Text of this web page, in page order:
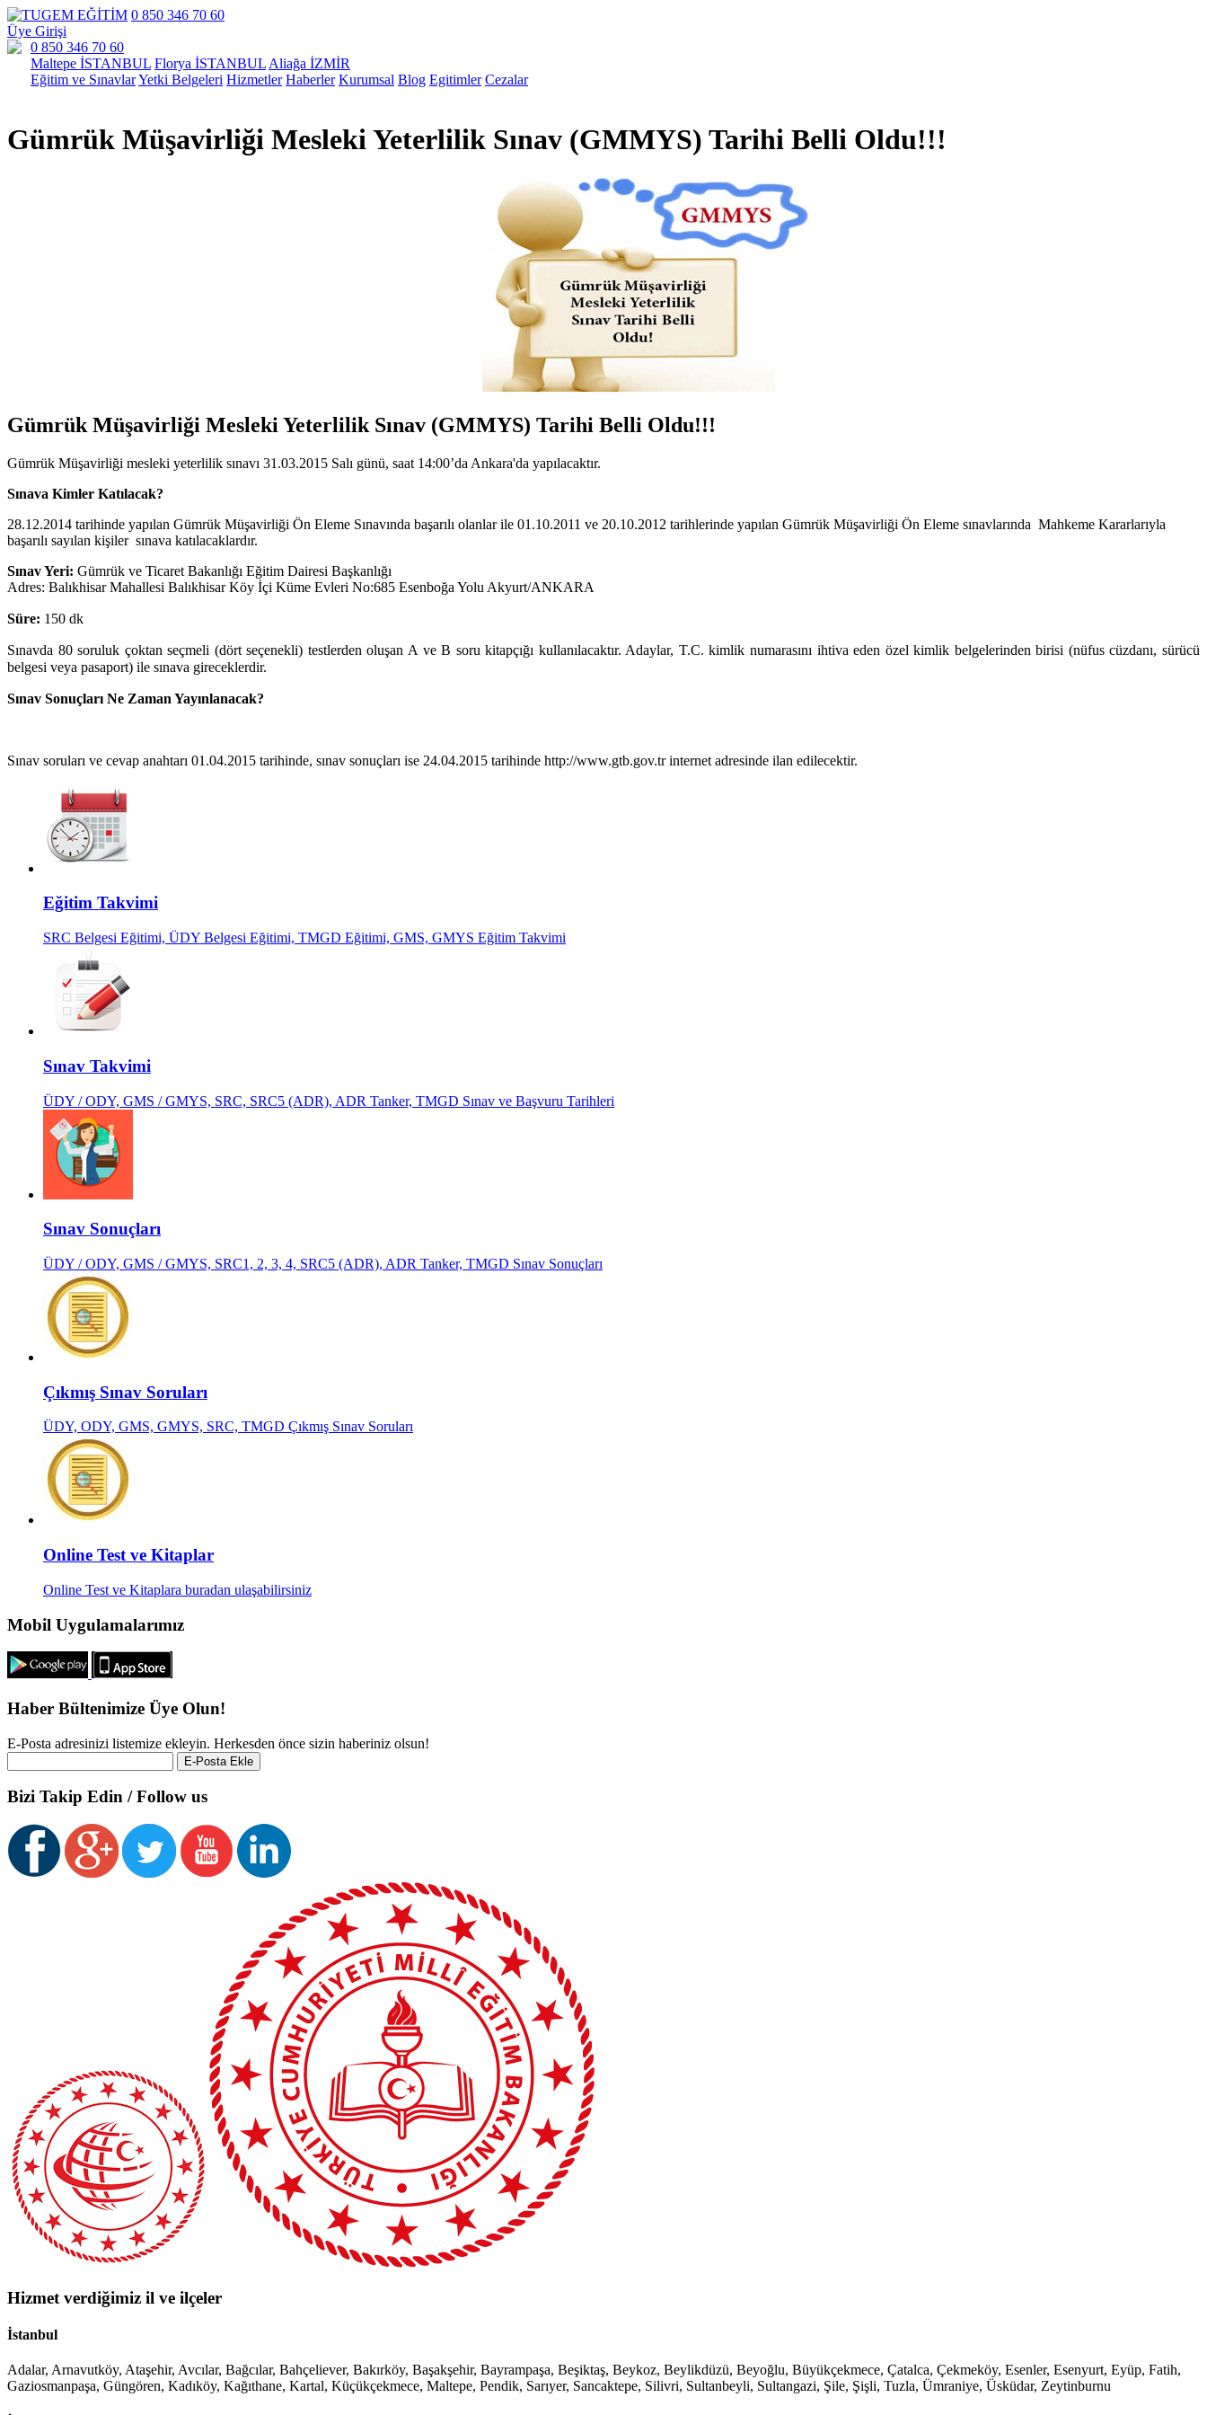
0 850 346 70 60
Üye Girişi
0 850 346 70 60
Maltepe İSTANBUL Florya İSTANBUL Aliağa İZMİR
Eğitim ve SınavlarYetki Belgeleri Hizmetler Haberler Kurumsal Blog Egitimler Cezalar
Gümrük Müşavirliği Mesleki Yeterlilik Sınav (GMMYS) Tarihi Belli Oldu!!!
Gümrük Müşavirliği Mesleki Yeterlilik Sınav (GMMYS) Tarihi Belli Oldu!!!
Gümrük Müşavirliği mesleki yeterlilik sınavı 31.03.2015 Salı günü, saat 14:00’da Ankara'da yapılacaktır.
Sınava Kimler Katılacak?
28.12.2014 tarihinde yapılan Gümrük Müşavirliği Ön Eleme Sınavında başarılı olanlar ile 01.10.2011 ve 20.10.2012 tarihlerinde yapılan Gümrük Müşavirliği Ön Eleme sınavlarında Mahkeme Kararlarıyla
başarılı sayılan kişiler sınava katılacaklardır.
Sınav Yeri: Gümrük ve Ticaret Bakanlığı Eğitim Dairesi Başkanlığı
Adres: Balıkhisar Mahallesi Balıkhisar Köy İçi Küme Evleri No:685 Esenboğa Yolu Akyurt/ANKARA
Süre: 150 dk
Sınavda 80 soruluk çoktan seçmeli (dört seçenekli) testlerden oluşan A ve B soru kitapçığı kullanılacaktır. Adaylar, T.C. kimlik numarasını ihtiva eden özel kimlik belgelerinden birisi (nüfus cüzdanı, sürücü
belgesi veya pasaport) ile sınava gireceklerdir.
Sınav Sonuçları Ne Zaman Yayınlanacak?
Sınav soruları ve cevap anahtarı 01.04.2015 tarihinde, sınav sonuçları ise 24.04.2015 tarihinde http://www.gtb.gov.tr internet adresinde ilan edilecektir.
Eğitim Takvimi
SRC Belgesi Eğitimi, ÜDY Belgesi Eğitimi, TMGD Eğitimi, GMS, GMYS Eğitim Takvimi
Sınav Takvimi
ÜDY / ODY, GMS / GMYS, SRC, SRC5 (ADR), ADR Tanker, TMGD Sınav ve Başvuru Tarihleri
Sınav Sonuçları
ÜDY / ODY, GMS / GMYS, SRC1, 2, 3, 4, SRC5 (ADR), ADR Tanker, TMGD Sınav Sonuçları
Çıkmış Sınav Soruları
ÜDY, ODY, GMS, GMYS, SRC, TMGD Çıkmış Sınav Soruları
Online Test ve Kitaplar
Online Test ve Kitaplara buradan ulaşabilirsiniz
Mobil Uygulamalarımız
Haber Bültenimize Üye Olun!
E-Posta adresinizi listemize ekleyin. Herkesden önce sizin haberiniz olsun!
Bizi Takip Edin / Follow us
Hizmet verdiğimiz il ve ilçeler
İstanbul
Adalar, Arnavutköy, Ataşehir, Avcılar, Bağcılar, Bahçeliever, Bakırköy, Başakşehir, Bayrampaşa, Beşiktaş, Beykoz, Beylikdüzü, Beyoğlu, Büyükçekmece, Çatalca, Çekmeköy, Esenler, Esenyurt, Eyüp, Fatih,
Gaziosmanpaşa, Güngören, Kadıköy, Kağıthane, Kartal, Küçükçekmece, Maltepe, Pendik, Sarıyer, Sancaktepe, Silivri, Sultanbeyli, Sultangazi, Şile, Şişli, Tuzla, Ümraniye, Üsküdar, Zeytinburnu